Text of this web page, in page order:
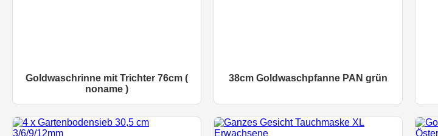
Goldwaschrinne mit Trichter 76cm (
noname )
38cm Goldwaschpfanne PAN grün